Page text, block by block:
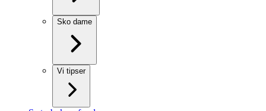
Sko dame
Vi tipser